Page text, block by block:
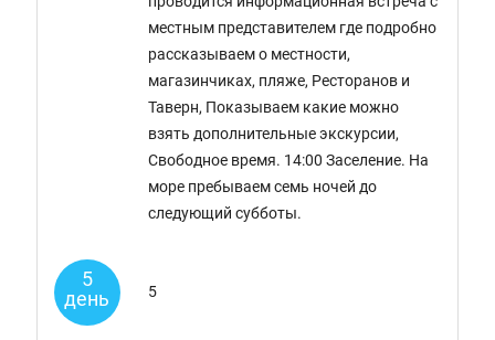
местным представителем где подробно
рассказываем о местности,
магазинчиках, пляже, Ресторанов и
Таверн, Показываем какие можно
взять дополнительные экскурсии,
Свободное время. 14:00 Заселение. На
море пребываем семь ночей до
следующий субботы.
5
день
5